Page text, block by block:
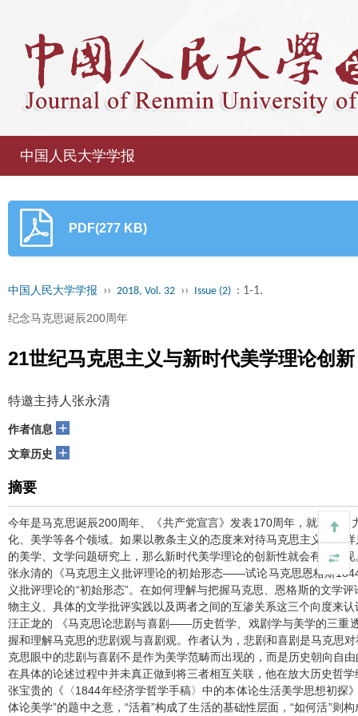
中国人民大学学报
PDF(277 KB)
中国人民大学学报 ›› 2018, Vol. 32 ›› Issue (2) : 1-1.
纪念马克思诞辰200周年
21世纪马克思主义与新时代美学理论创新
特邀主持人张永清
作者信息 +
文章历史 +
摘要
今年是马克思诞辰200周年、《共产党宣言》发表170周年，就理论
化、美学等各个领域。如果以教条主义的态度来对待马克思主义，那
的美学、文学问题研究上，那么新时代美学理论的创新性就会有所呈
张永清的《马克思主义批评理论的初始形态——试论马克思恩格斯
义批评理论的“初始形态”。在如何理解与把握马克思、恩格斯的文学
物主义、具体的文学批评实践以及两者之间的互渗关系这三个向度来
汪正龙的 《马克思论悲剧与喜剧——历史哲学、戏剧学与美学的三重
握和理解马克思的悲剧观与喜剧观。作者认为，悲剧和喜剧是马克思
克思眼中的悲剧与喜剧不是作为美学范畴而出现的，而是历史朝向自
在具体的论述过程中并未真正做到将三者相互关联，他在放大历史哲
张宝贵的《〈1844年经济学哲学手稿〉中的本体论生活美学思想初探
体论美学”的题中之意，“活着”构成了生活的基础性层面，“如何活”